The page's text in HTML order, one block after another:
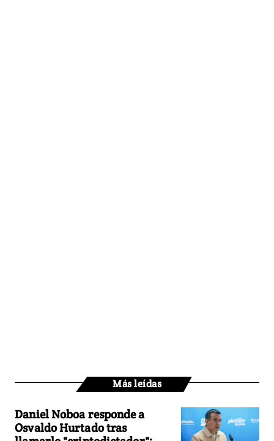
Más leídas
Daniel Noboa responde a
Osvaldo Hurtado tras